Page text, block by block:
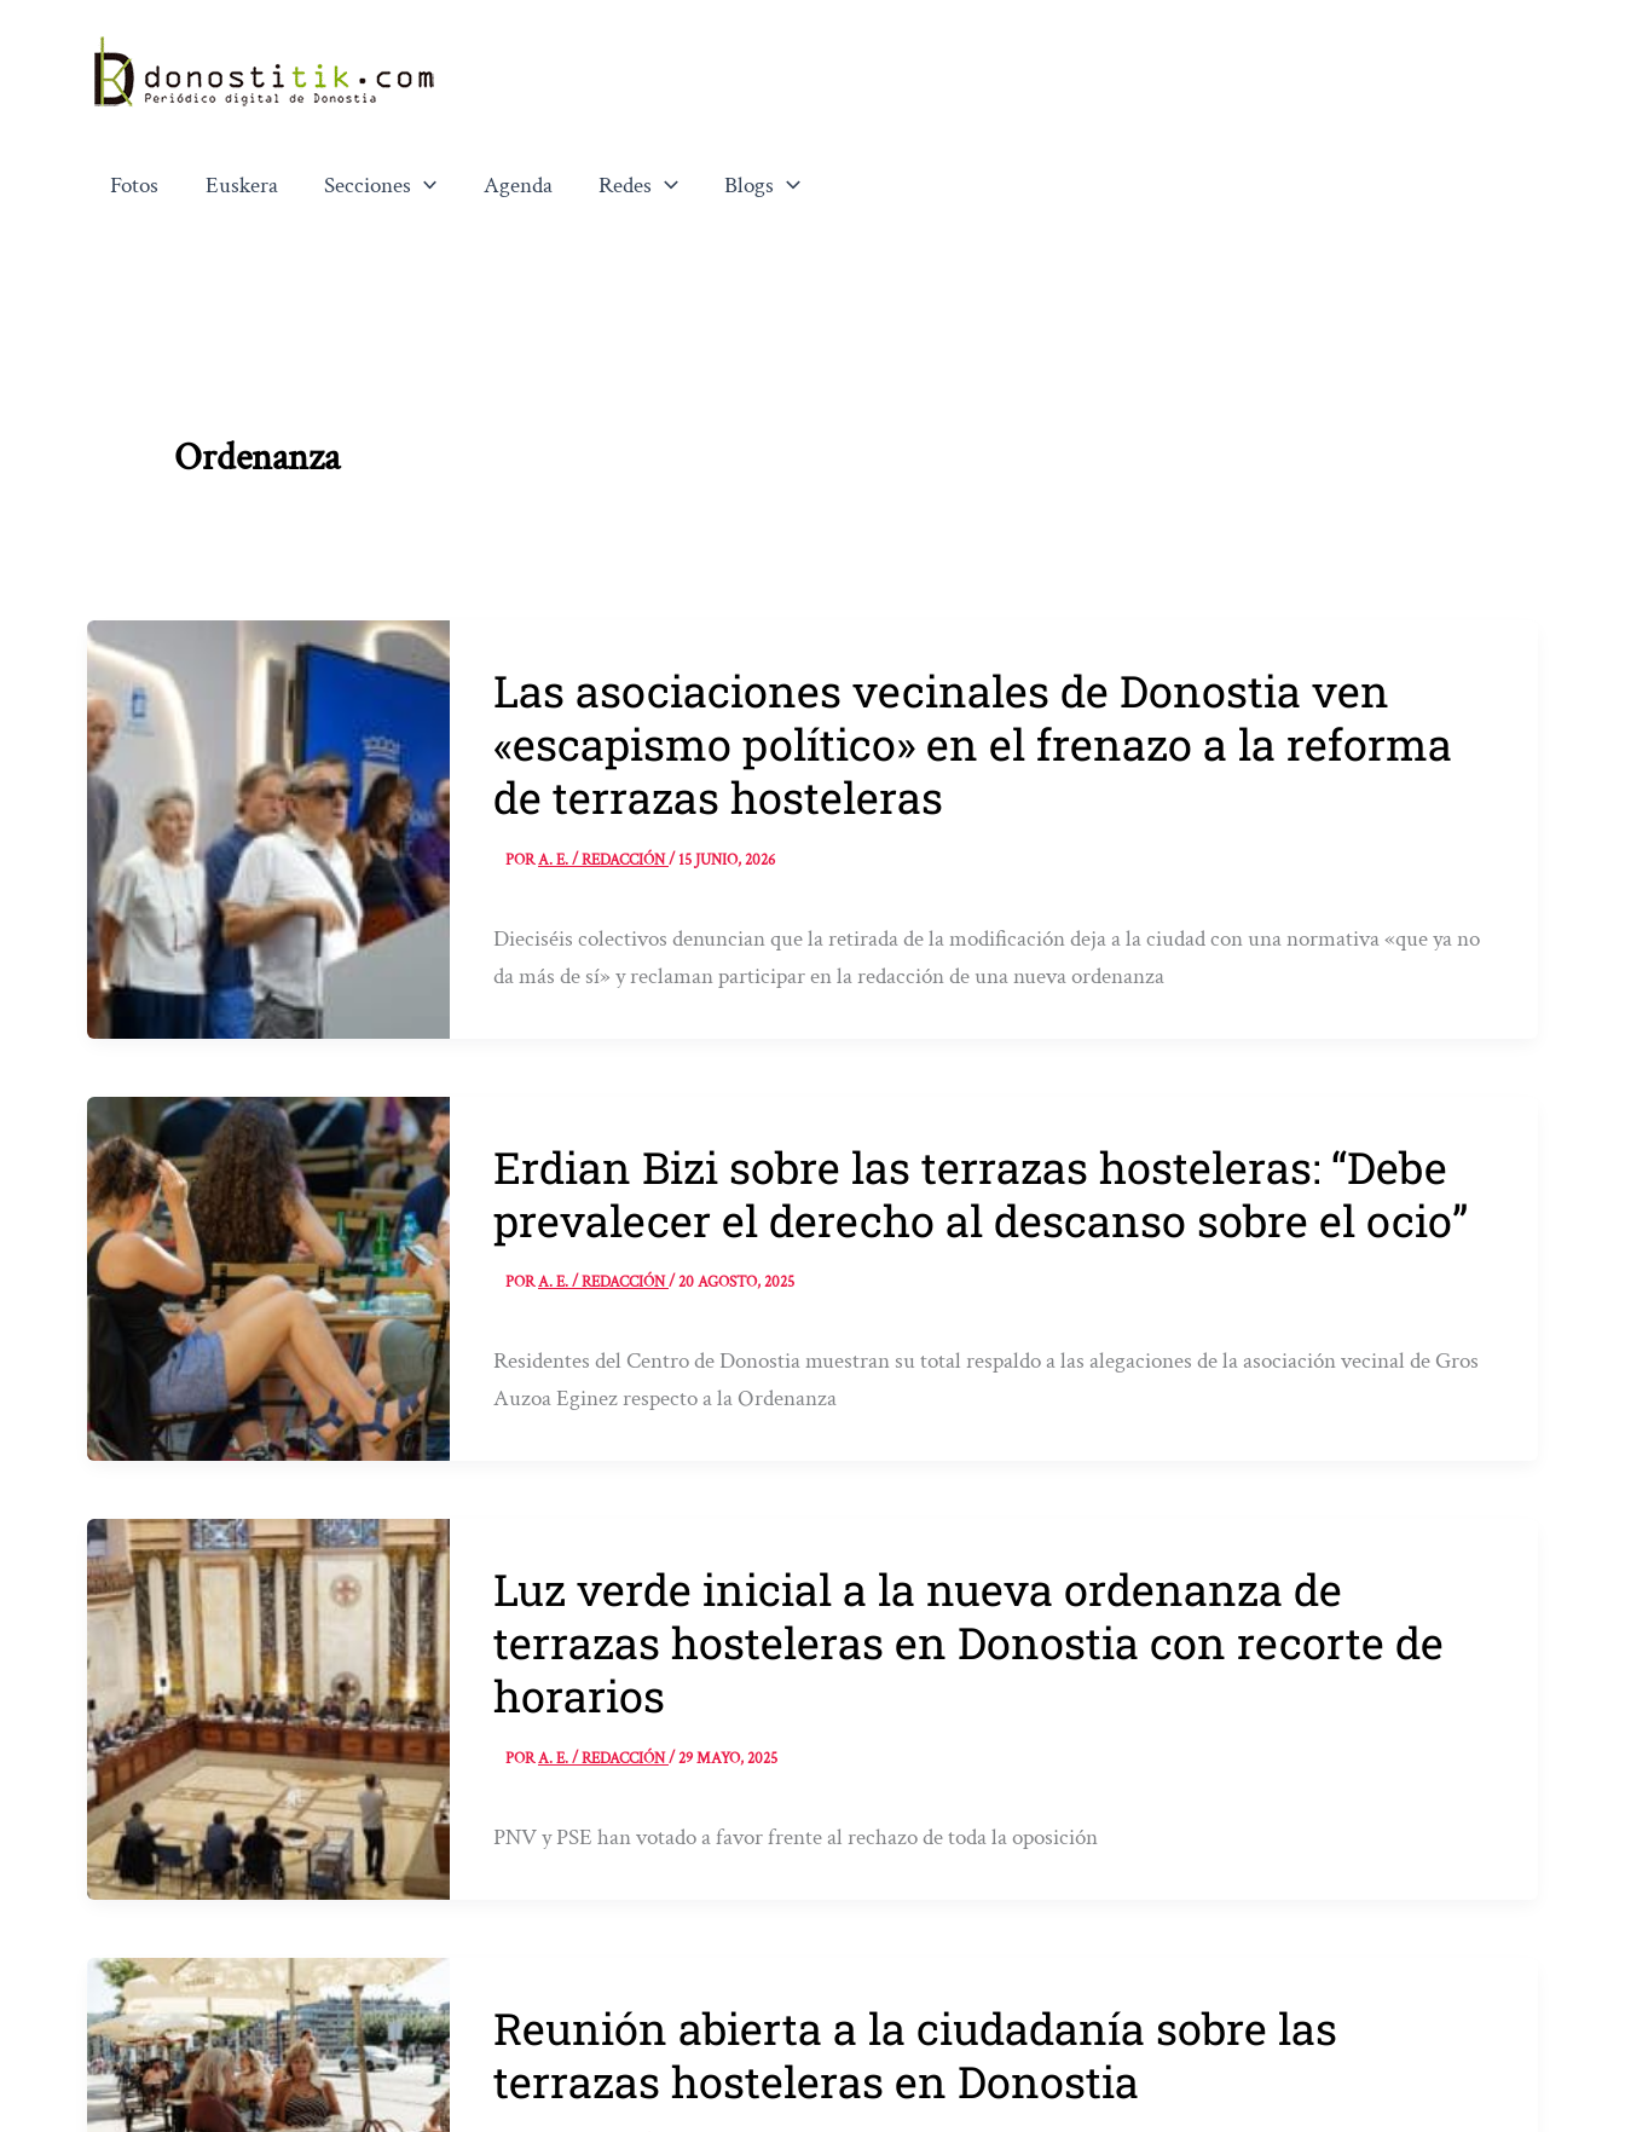
contenido
Fotos Euskera Secciones Agenda Redes Blogs
Ordenanza
Las asociaciones vecinales de Donostia ven
«escapismo político» en el frenazo a la reforma
de terrazas hosteleras
PORA. E. / REDACCIÓN/15 JUNIO, 2026
Dieciséis colectivos denuncian que la retirada de la modificación deja a la ciudad con una normativa «que ya no
da más de sí» y reclaman participar en la redacción de una nueva ordenanza
Erdian Bizi sobre las terrazas hosteleras: “Debe
prevalecer el derecho al descanso sobre el ocio”
PORA. E. / REDACCIÓN/20 AGOSTO, 2025
Residentes del Centro de Donostia muestran su total respaldo a las alegaciones de la asociación vecinal de Gros
Auzoa Eginez respecto a la Ordenanza
Luz verde inicial a la nueva ordenanza de
terrazas hosteleras en Donostia con recorte de
horarios
PORA. E. / REDACCIÓN/29 MAYO, 2025
PNV y PSE han votado a favor frente al rechazo de toda la oposición
Reunión abierta a la ciudadanía sobre las
terrazas hosteleras en Donostia